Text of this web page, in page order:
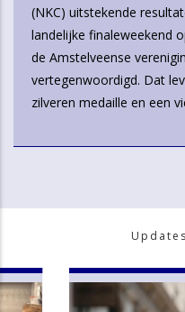
(NKC) uitstekende
landelijke finaleweekend
de Amstelveense
vertegenwoordigd. Dat
zilveren medaille en een